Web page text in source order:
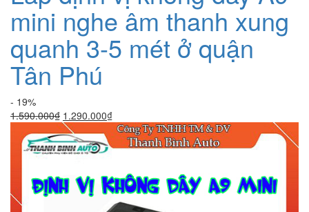
mini nghe âm thanh xung
quanh 3-5 mét ở quận
Tân Phú
- 19%
1.590.000₫ Giá
gốc
là:
1.590.000₫.
1.290.000₫Giá
hiện
tại
1.290.000₫.